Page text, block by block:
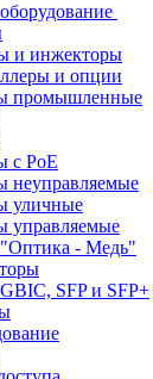
и инжекторы
и опции
промышленные
c PoE
неуправляемые
уличные
управляемые
- Медь"
SFP и SFP+